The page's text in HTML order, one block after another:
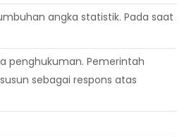
angka statistik. Pada saat
penghukuman. Pemerintah
sebagai respons atas